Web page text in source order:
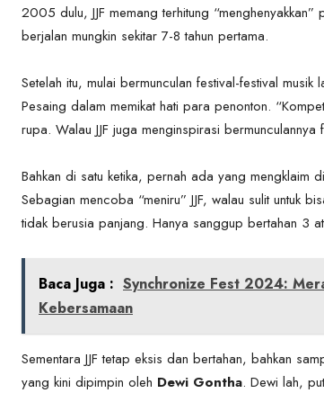
2005 dulu, JJF memang terhitung
berjalan mungkin sekitar 7-8 tahun pertama.
Setelah itu, mulai bermunculan festival-festival
Pesaing dalam memikat hati para penonton.
rupa. Walau JJF juga menginspirasi bermunculannya
Bahkan di satu ketika, pernah ada yang
Sebagian mencoba “meniru” JJF, walau sulit untuk
tidak berusia panjang. Hanya sanggup bertahan 3
Baca Juga : Synchronize Fest 2024:
Kebersamaan
Sementara JJF tetap eksis dan bertahan, bahkan
yang kini dipimpin oleh Dewi Gontha. Dewi lah,